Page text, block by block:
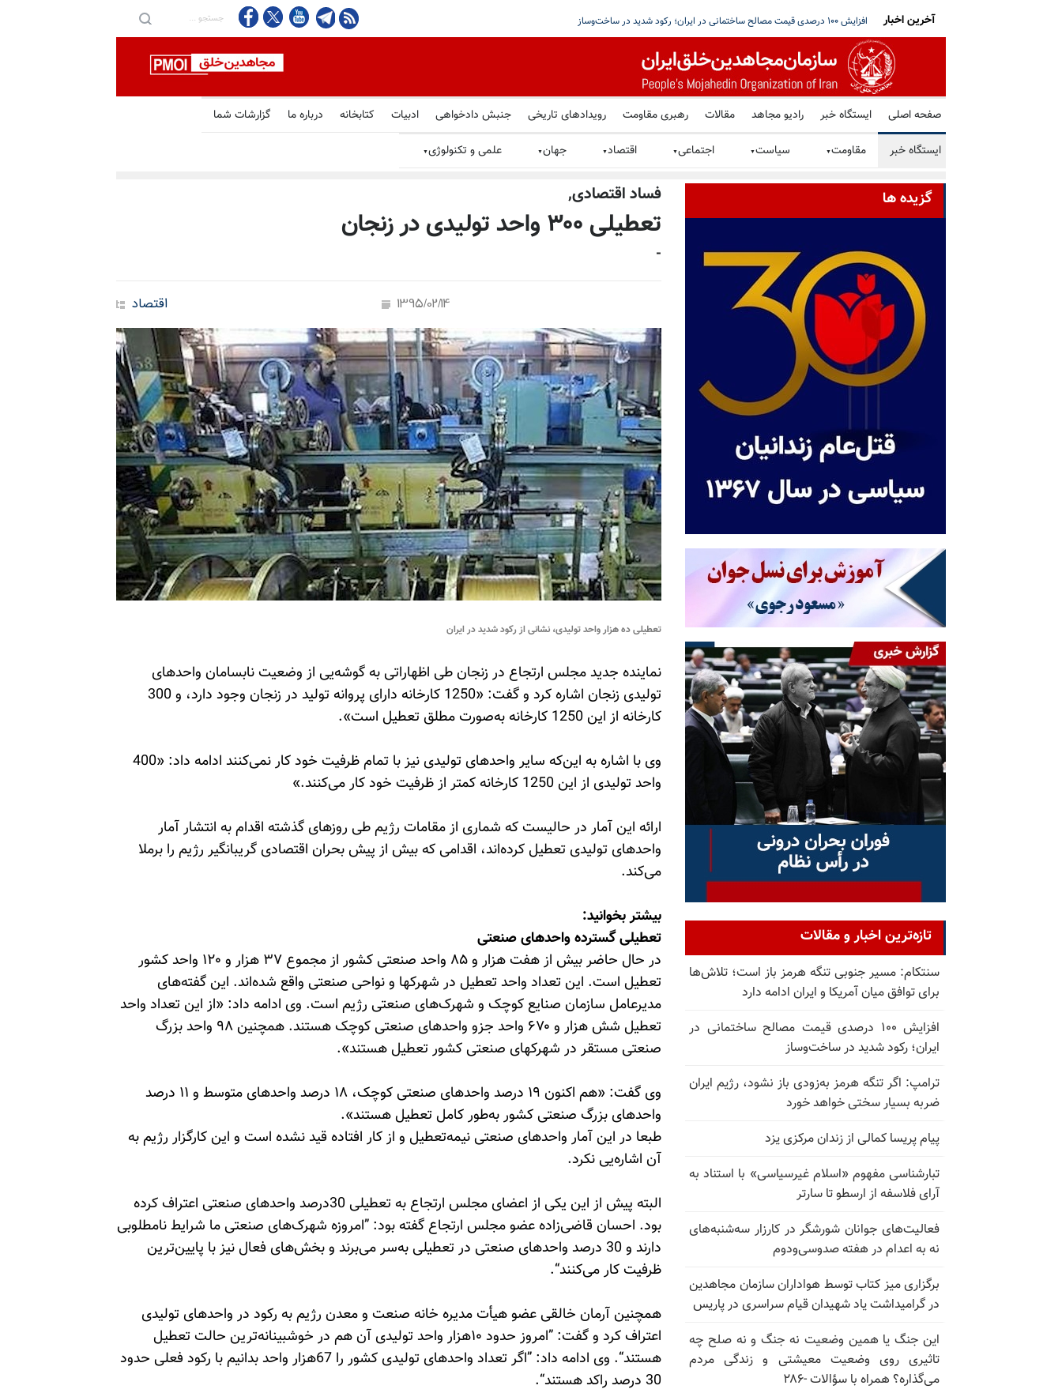
ترامپ: اگر تنگه هرمز به‌زودی باز نشود، رژیم ایران ضربه بسیار سختی خواهد خورد پیام پریسا کمالی از زندان مرکزی یزد
آخرین اخبار
صفحه اصلی ایستگاه خبر رادیو مجاهد مقالات رهبری مقاومت رویدادهای تاریخی جنبش دادخواهی ادبیات کتابخانه درباره ما گزارشات شما
ایستگاه خبر مقاومت▼ سیاست▼ اجتماعی▼ اقتصاد▼ جهان▼ علمی و تکنولوژی▼
فساد اقتصادى,
تعطیلی ۳۰۰ واحد تولیدی در زنجان
-
اقتصاد 1395/02/14
تعطیلی ده هزار واحد تولیدی، نشانی از رکود شدید در ایران
نماینده جدید مجلس ارتجاع در زنجان طی اظهاراتی به گوشه‌یی از وضعیت نابسامان واحدهای
تولیدی زنجان اشاره کرد و گفت: «1250 کارخانه دارای پروانه تولید در زنجان وجود دارد، و 300
کارخانه از این 1250 کارخانه به‌صورت مطلق تعطیل است».
وی با اشاره به این‌که سایر واحدهای تولیدی نیز با تمام ظرفیت خود کار نمی‌کنند ادامه داد: «400
واحد تولیدی از این 1250 کارخانه کمتر از ظرفیت خود کار می‌کنند.»
ارائه این آمار در حالیست که شماری از مقامات رژیم طی روزهای گذشته اقدام به انتشار آمار
واحدهای تولیدی تعطیل کرده‌اند، اقدامی که بیش از پیش بحران اقتصادی گریبانگیر رژیم را برملا
می‌کند.
بیشتر بخوانید:
تعطیلی گسترده واحدهای صنعتی
در حال حاضر بیش از هفت هزار و ۸۵ واحد صنعتی کشور از مجموع ۳۷ هزار و ۱۲۰ واحد کشور
تعطیل است. این تعداد واحد تعطیل در شهرکها و نواحی صنعتی واقع شده‌اند. این گفته‌های
مدیرعامل سازمان صنایع کوچک و شهرک‌های صنعتی رژیم است. وی ادامه داد: «از این تعداد واحد
تعطیل شش هزار و ۶۷۰ واحد جزو واحدهای صنعتی کوچک هستند. همچنین ۹۸ واحد بزرگ
صنعتی مستقر در شهرکهای صنعتی کشور تعطیل هستند».
وی گفت: «هم اکنون ۱۹ درصد واحدهای صنعتی کوچک، ۱۸ درصد واحدهای متوسط و ۱۱ درصد
واحدهای بزرگ صنعتی کشور به‌طور کامل تعطیل هستند».
طبعا در این آمار واحدهای صنعتی نیمه‌تعطیل و از کار افتاده قید نشده است و این کارگزار رژیم به
آن اشاره‌یی نکرد.
البته پیش از این یکی از اعضای مجلس ارتجاع به تعطیلی 30درصد واحدهای صنعتی اعتراف کرده
بود. احسان قاضی‌زاده عضو مجلس ارتجاع گفته بود: ”امروزه شهرک‌های صنعتی ما شرایط نامطلوبی
دارند و 30 درصد واحدهای صنعتی در تعطیلی به‌سر می‌برند و بخش‌های فعال نیز با پایین‌ترین
ظرفیت کار می‌کنند“.
همچنین آرمان خالقی عضو هیأت مدیره خانه صنعت و معدن رژیم به رکود در واحدهای تولیدی
اعتراف کرد و گفت: ”امروز حدود ۱۰هزار واحد تولیدی آن هم در خوشبینانه‌ترین حالت تعطیل
هستند“. وی ادامه داد: ”اگر تعداد واحدهای تولیدی کشور را 67هزار واحد بدانیم با رکود فعلی حدود
30 درصد راکد هستند“.
گزیده ها
تازه‌ترین اخبار و مقالات
سنتکام: مسیر جنوبی تنگه هرمز باز است؛ تلاش‌ها
برای توافق میان آمریکا و ایران ادامه دارد
افزایش ۱۰۰ درصدی قیمت مصالح ساختمانی در
ایران؛ رکود شدید در ساخت‌وساز
ترامپ: اگر تنگه هرمز به‌زودی باز نشود، رژیم ایران
ضربه بسیار سختی خواهد خورد
پیام پریسا کمالی از زندان مرکزی یزد
تبارشناسی مفهوم «اسلام غیرسیاسی» با استناد به
آرای فلاسفه از ارسطو تا سارتر
فعالیت‌های جوانان شورشگر در کارزار سه‌شنبه‌های
نه به اعدام در هفته صدوسی‌و‌دوم
برگزاری میز کتاب توسط هواداران سازمان مجاهدین
در گرامیداشت یاد شهیدان قیام سراسری در پاریس
این جنگ یا همین وضعیت نه جنگ و نه صلح چه
تاثیری روی وضعیت معیشتی و زندگی مردم
می‌گذاره؟ همراه با سؤالات -۲۸۶